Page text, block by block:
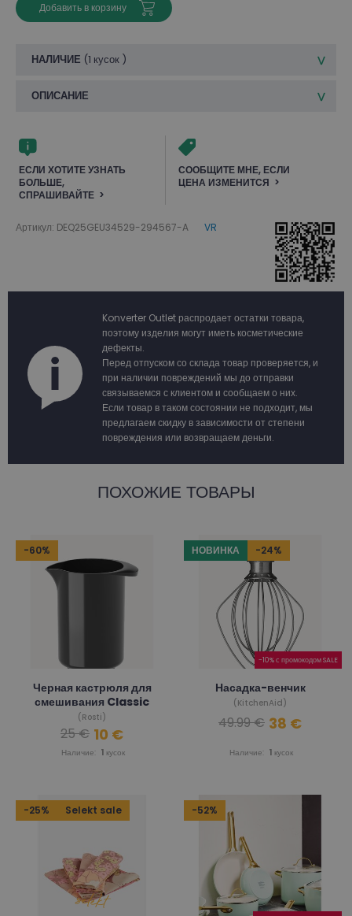
Добавить в корзину
НАЛИЧИЕ (1 кусок )
ОПИСАНИЕ
ЕСЛИ ХОТИТЕ УЗНАТЬ
БОЛЬШЕ,
СПРАШИВАЙТЕ
СООБЩИТЕ МНЕ, ЕСЛИ
ЦЕНА ИЗМЕНИТСЯ
Артикул: DEQ25GEU34529-294567-A VR
Konverter Outlet распродает остатки товара,
поэтому изделия могут иметь косметические
дефекты.
Перед отпуском со склада товар проверяется, и
при наличии повреждений мы до отправки
связываемся с клиентом и сообщаем о них.
Если товар в таком состоянии не подходит, мы
предлагаем скидку в зависимости от степени
повреждения или возвращаем деньги.
ПОХОЖИЕ ТОВАРЫ
-60%
Черная кастрюля для
смешивания Classic
(Rosti)
Наличие: 1 кусок
25 € 10 €
НОВИНКА -24%
-10% с промокодом SALE
Насадка-венчик
(KitchenAid)
Наличие: 1 кусок
49.99 € 38 €
-25% Selekt sale -52%